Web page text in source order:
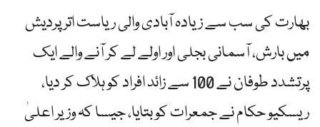
بھارت کی سب سے زیادہ آبادی والی ریاست اتر پردیش
میں بارش، آسمانی بجلی اور اولے لے کر آنے والے ایک
پرتشدد طوفان نے 100 سے زائد افراد کو ہلاک کر دیا،
ریسکیو حکام نے جمعرات کو بتایا، جیسا کہ وزیر اعلیٰ